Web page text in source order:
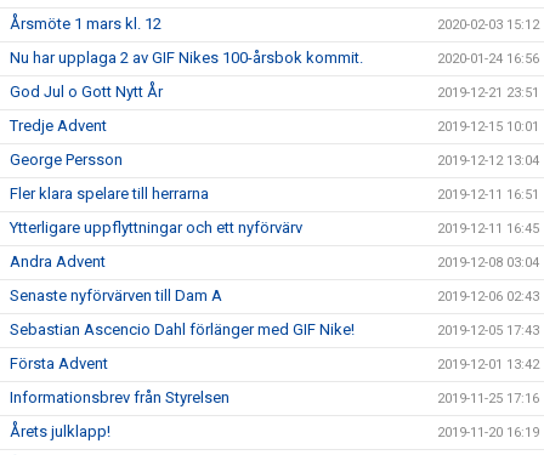
Årsmöte 1 mars kl. 12 2020-02-03 15:12
Nu har upplaga 2 av GIF Nikes 100-årsbok kommit. 2020-01-24 16:56
God Jul o Gott Nytt År 2019-12-21 23:51
Tredje Advent 2019-12-15 10:01
George Persson 2019-12-12 13:04
Fler klara spelare till herrarna 2019-12-11 16:51
Ytterligare uppflyttningar och ett nyförvärv 2019-12-11 16:45
Andra Advent 2019-12-08 03:04
Senaste nyförvärven till Dam A 2019-12-06 02:43
Sebastian Ascencio Dahl förlänger med GIF Nike! 2019-12-05 17:43
Första Advent 2019-12-01 13:42
Informationsbrev från Styrelsen 2019-11-25 17:16
Årets julklapp! 2019-11-20 16:19